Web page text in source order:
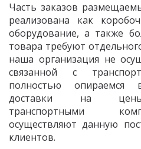
Часть заказов
реализована как
оборудование, а также
товара требуют
наша организация не
связанной с
полностью опираемся
доставки на цены
транспортными
осуществляют данную
клиентов.